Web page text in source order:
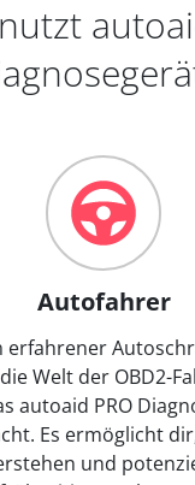
Autofahrer
erfahrener
Welt der OBD2-
autoaid PRO
Es ermöglicht
und